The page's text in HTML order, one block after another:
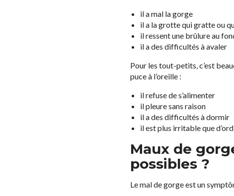
il a mal la gorge
il a la grotte qui gratte ou
il ressent une brûlure au
il a des difficultés à avaler
Pour les tout-petits, c’est
puce à l’oreille :
il refuse de s’alimenter
il pleure sans raison
il a des difficultés à dormir
il est plus irritable que
Maux de
possibles ?
Le mal de gorge est un